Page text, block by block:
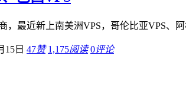
，最近新上南美洲VPS，哥伦比亚VPS、
15日 47赞 1,175阅读 0评论